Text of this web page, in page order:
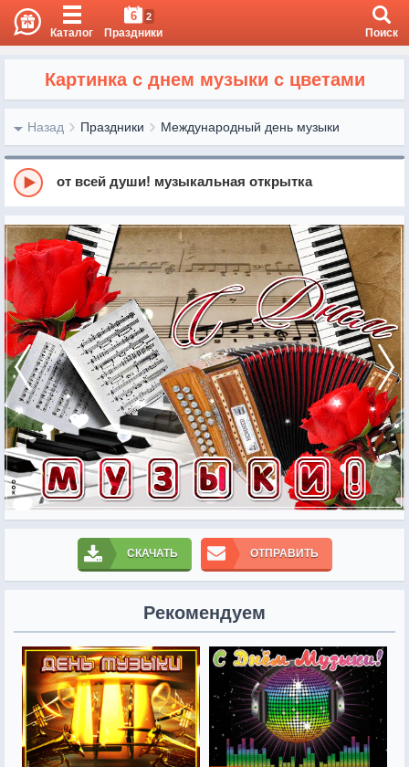
Каталог
6 2
Праздники Поиск
Картинка с днем музыки с цветами
Назад Праздники Международный день музыки
от всей души! музыкальная открытка
СКАЧАТЬ ОТПРАВИТЬ
Рекомендуем